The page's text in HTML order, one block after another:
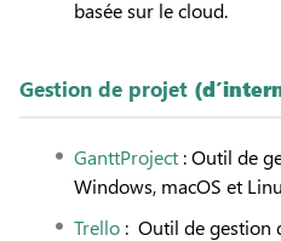
basée sur le cloud.
Gestion de projet
GanttProject : Outil de
Windows, macOS et
Trello : Outil de gestion